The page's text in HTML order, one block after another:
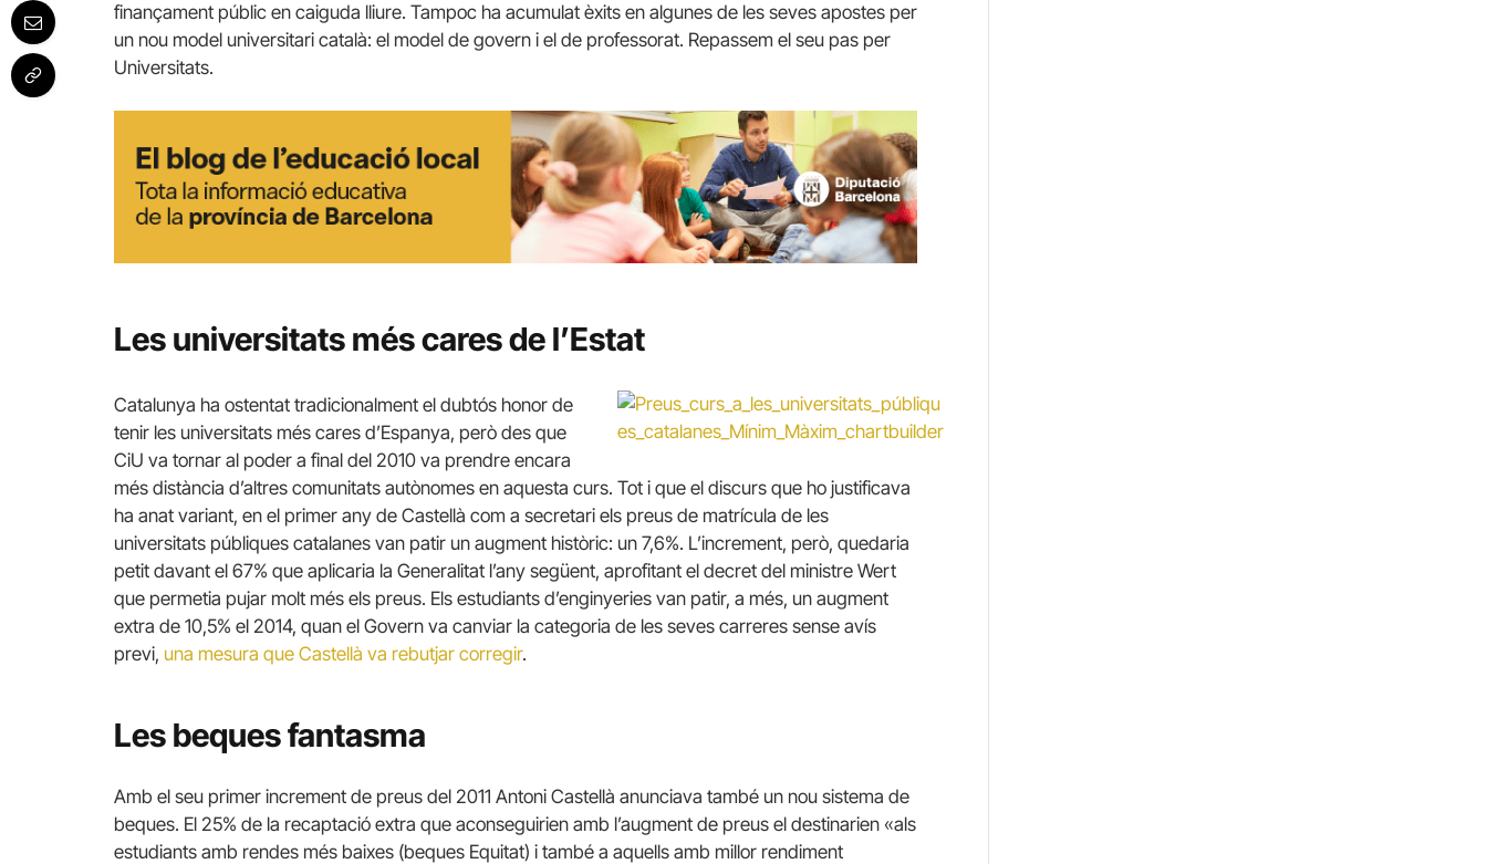
finançament públic en caiguda lliure. Tampoc ha acumulat èxits en algunes de les seves apostes per
un nou model universitari català: el model de govern i el de professorat. Repassem el seu pas per
Universitats.
Les universitats més cares de l’Estat
Catalunya ha ostentat tradicionalment el dubtós honor de
tenir les universitats més cares d’Espanya, però des que
CiU va tornar al poder a final del 2010 va prendre encara
més distància d’altres comunitats autònomes en aquesta curs. Tot i que el discurs que ho justificava
ha anat variant, en el primer any de Castellà com a secretari els preus de matrícula de les
universitats públiques catalanes van patir un augment històric: un 7,6%. L’increment, però, quedaria
petit davant el 67% que aplicaria la Generalitat l’any següent, aprofitant el decret del ministre Wert
que permetia pujar molt més els preus. Els estudiants d’enginyeries van patir, a més, un augment
extra de 10,5% el 2014, quan el Govern va canviar la categoria de les seves carreres sense avís
previ, una mesura que Castellà va rebutjar corregir.
Les beques fantasma
Amb el seu primer increment de preus del 2011 Antoni Castellà anunciava també un nou sistema de
beques. El 25% de la recaptació extra que aconseguirien amb l’augment de preus el destinarien «als
estudiants amb rendes més baixes (beques Equitat) i també a aquells amb millor rendiment